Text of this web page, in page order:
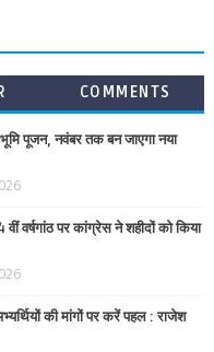
COMMENTS
पूजन, नवंबर तक बन जाएगा नया
वर्षगांठ पर कांग्रेस ने शहीदों को किया
की मांगों पर करें पहल : राजेश